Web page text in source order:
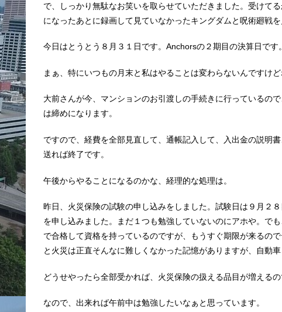
で、しっかり無駄なお笑いを取らせていただきました。受けて
になったあとに録画して見ていなかったキングダムと呪術廻戦
今日はとうとう８月３１日です。Anchorsの２期目の決算日です。
まぁ、特にいつもの月末と私はやることは変わらないんですけど
大前さんが今、マンションのお引渡しの手続きに行っているの
は締めになります。
ですので、経費を全部見直して、通帳記入して、入出金の説明
送れば終了です。
午後からやることになるのかな、経理的な処理は。
昨日、火災保険の試験の申し込みをしました。試験日は９月２
を申し込みました。まだ１つも勉強していないのにアホや。で
で合格して資格を持っているのですが、もうすぐ期限が来るの
と火災は正直そんなに難しくなかった記憶がありますが、自動車
どうせやったら全部受かれば、火災保険の扱える品目が増える
なので、出来れば午前中は勉強したいなぁと思っています。